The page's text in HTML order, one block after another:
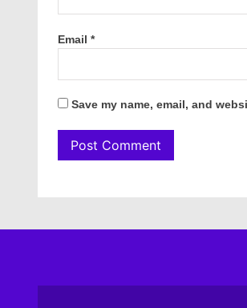
Email *
Save my name, email, and